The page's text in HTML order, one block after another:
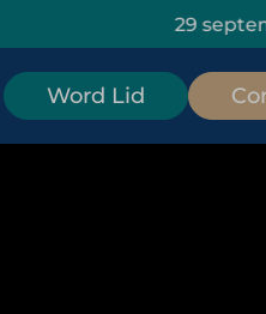
29 september
Word Lid